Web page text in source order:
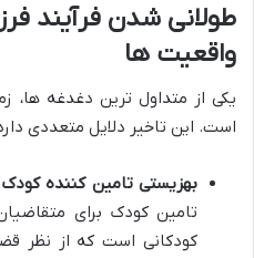
طولانی شدن فرآیند
واقعیت ها
یکی از متداول ترین دغدغه ها،
است. این تاخیر دلایل متعددی
بهزیستی تامین کننده
تامین کودک برای متقاضیان
کودکانی است که از نظر